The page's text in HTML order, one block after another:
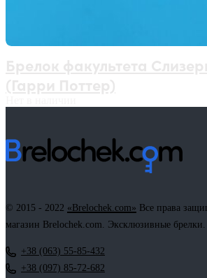
© 2015 - 2022 «Brelochek.com» Все права
магазин Brelochek.com. Эксклюзивные брелки.
+38 (063) 55-85-432
+38 (097) 85-72-682